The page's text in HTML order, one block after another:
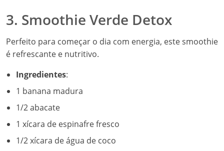
3. Smoothie Verde Detox
Perfeito para começar o dia com energia, este smoothie
é refrescante e nutritivo.
Ingredientes:
1 banana madura
1/2 abacate
1 xícara de espinafre fresco
1/2 xícara de água de coco